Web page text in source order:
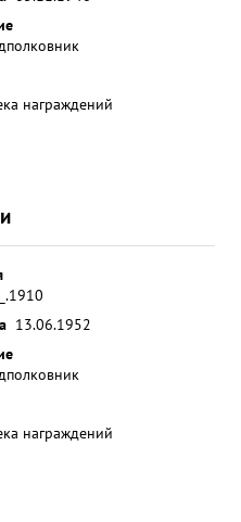
чего
между
го корпусом была
На поле боя
перед
11 корпусом и
награждений
13.06.1952
награждений